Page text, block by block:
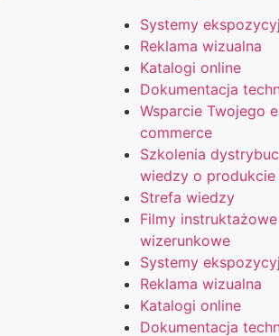
Systemy
Reklama wizualna
Katalogi online
Dokumentacja
Wsparcie Twojego
commerce
Szkolenia
wiedzy o produkcie
Strefa wiedzy
Filmy
wizerunkowe
Systemy
Reklama wizualna
Katalogi online
Dokumentacja